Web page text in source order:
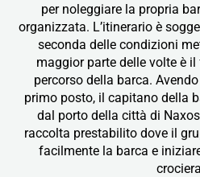
per noleggiare la propria
organizzata. L’itinerario è
seconda delle condizioni
maggior parte delle volte è
percorso della barca.
primo posto, il capitano della
dal porto della città di
raccolta prestabilito dove il
facilmente la barca e